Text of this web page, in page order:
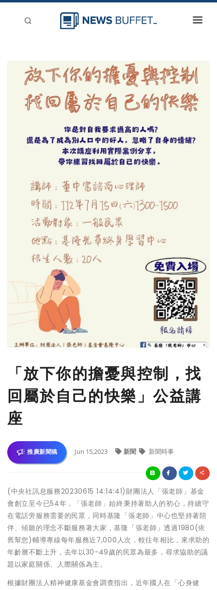
新聞稿分類
刊登
「放下你的擔憂與控制，找
回屬於自己的快樂」公益講
座
推廣新聞稿 Jun 15,2023 新聞 新聞時事
(中央社訊息服務20230615 14:14:41)財團法人「張老師」基金
會創立至今已54年，「張老師」始終秉持著助人的初心，持續守
在電話旁服務需要的民眾，同時基隆「張老師」中心也堅持著陪
伴、傾聽的理念不斷服務著大家，基隆「張老師」透過1980(依
舊幫您)輔導專線每年服務近7,000人次，較往年相比，來求助的
年齡層不斷上升，去年以30-49歲的民眾為最多，尋求協助的議
題以家庭關係、人際關係為主。
根據財團法人精神健康基金會調查指出，近年國人在「心身健